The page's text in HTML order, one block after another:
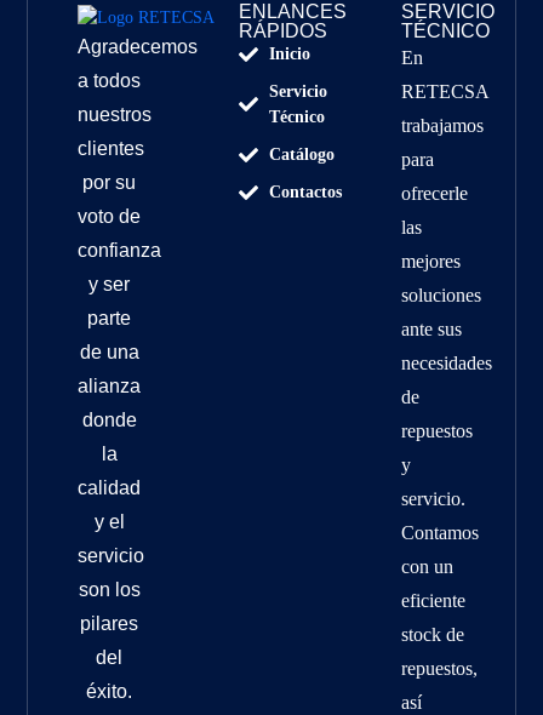
Agradecemos
a todos
nuestros
clientes
por su
voto de
confianza
y ser
parte
de una
alianza
donde
la
calidad
y el
servicio
son los
pilares
del
éxito.
ENLANCES
RÁPIDOS
Inicio
Servicio
Técnico
Catálogo
Contactos
SERVICIO
TÉCNICO
En
RETECSA
trabajamos
para
ofrecerle
las
mejores
soluciones
ante sus
necesidades
de
repuestos
y
servicio.
Contamos
con un
eficiente
stock de
repuestos,
así